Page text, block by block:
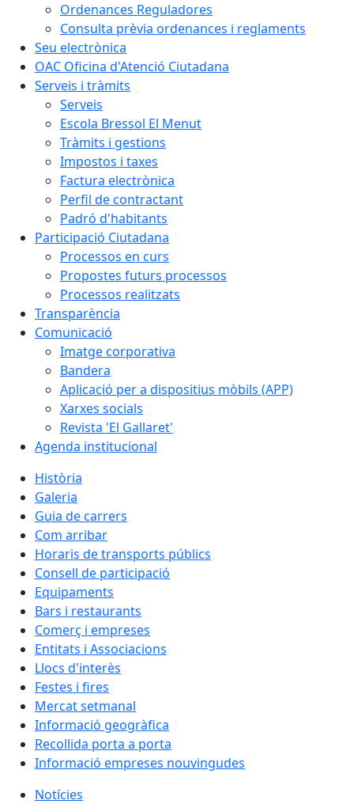
Ordenances Reguladores
Consulta prèvia ordenances i reglaments
Seu electrònica
OAC Oficina d'Atenció Ciutadana
Serveis i tràmits
Serveis
Escola Bressol El Menut
Tràmits i gestions
Impostos i taxes
Factura electrònica
Perfil de contractant
Padró d'habitants
Participació Ciutadana
Processos en curs
Propostes futurs processos
Processos realitzats
Transparència
Comunicació
Imatge corporativa
Bandera
Aplicació per a dispositius mòbils (APP)
Xarxes socials
Revista 'El Gallaret'
Agenda institucional
Història
Galeria
Guia de carrers
Com arribar
Horaris de transports públics
Consell de participació
Equipaments
Bars i restaurants
Comerç i empreses
Entitats i Associacions
Llocs d'interès
Festes i fires
Mercat setmanal
Informació geogràfica
Recollida porta a porta
Informació empreses nouvingudes
Notícies